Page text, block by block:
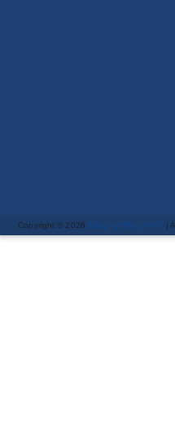
Copyright © 2026 Công ty Hồng Phúc |